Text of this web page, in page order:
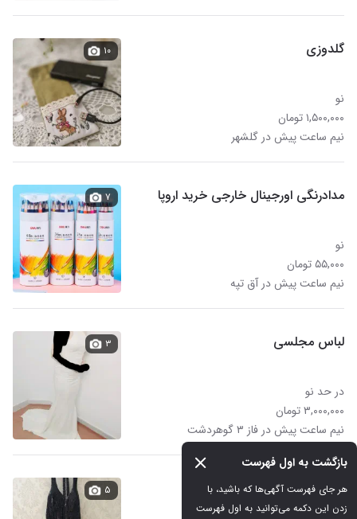
بازگشت به اول فهرست
گلدوزی
نو
۱,۵۰۰,۰۰۰ تومان
نیم ساعت پیش در گلشهر
۱۰
مدادرنگی اورجینال خارجی خرید اروپا
نو
۵۵,۰۰۰ تومان
نیم ساعت پیش در آق تپه
۷
لباس مجلسی
در حد نو
۳,۰۰۰,۰۰۰ تومان
نیم ساعت پیش در فاز ۳ گوهردشت
۳
لباس مجلسی ۵